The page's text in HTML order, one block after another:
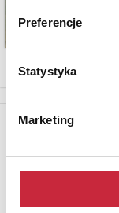
Preferencje
Statystyka
Marketing